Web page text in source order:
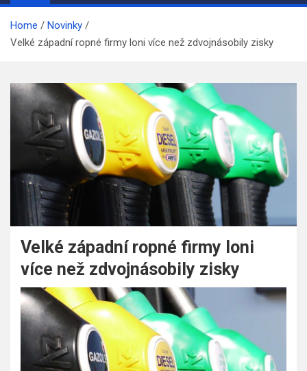
Home
Novinky
Velké západní ropné firmy loni více než zdvojnásobily zisky
Velké západní ropné firmy loni
více než zdvojnásobily zisky